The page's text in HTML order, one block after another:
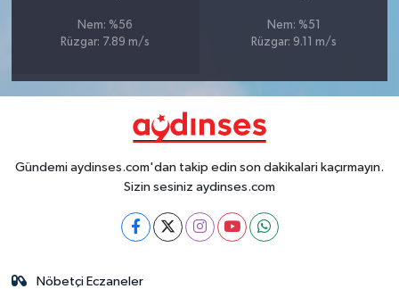
Nem: %56
Rüzgar: 7.89 m/s
Nem: %51
Rüzgar: 9.11 m/s
Gündemi aydinses.com'dan takip edin son dakikalari kaçırmayın.
Sizin sesiniz aydinses.com
Nöbetçi Eczaneler